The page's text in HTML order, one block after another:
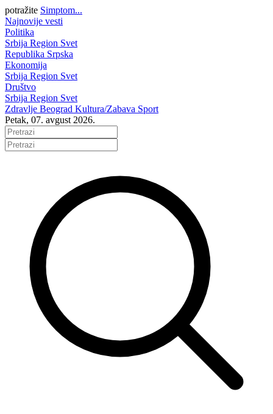
potražite Simptom...
Najnovije vesti
Politika
Srbija Region Svet
Republika Srpska
Ekonomija
Srbija Region Svet
Društvo
Srbija Region Svet
Zdravlje Beograd Kultura/Zabava Sport
Petak, 07. avgust 2026.